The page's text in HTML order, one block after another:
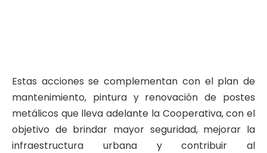
Estas acciones se complementan con el plan de
mantenimiento, pintura y renovación de postes
metálicos que lleva adelante la Cooperativa, con el
objetivo de brindar mayor seguridad, mejorar la
infraestructura urbana y contribuir al